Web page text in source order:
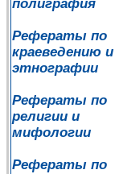
полиграфия
Рефераты по
краеведению и
этнографии
Рефераты по
религии и
мифологии
Рефераты по